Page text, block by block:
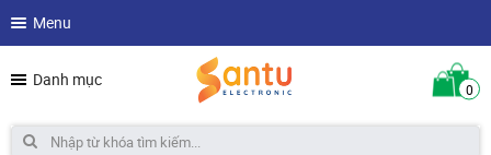
Menu
Danh mục 0